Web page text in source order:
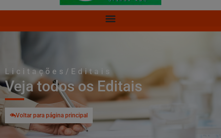
Licitações/Editais
Veja todos os Editais
Voltar para página principal